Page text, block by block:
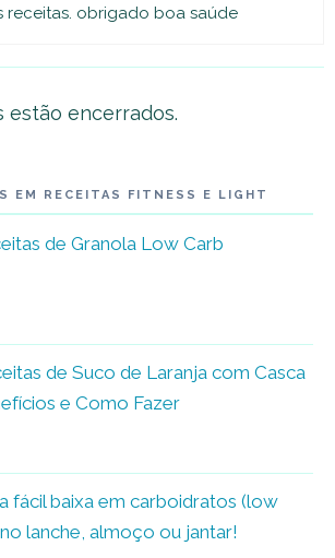
receitas. obrigado boa saúde
estão encerrados.
EM RECEITAS FITNESS E LIGHT
de Granola Low Carb
de Suco de Laranja com Casca
e Como Fazer
fácil baixa em carboidratos (low
lanche, almoço ou jantar!